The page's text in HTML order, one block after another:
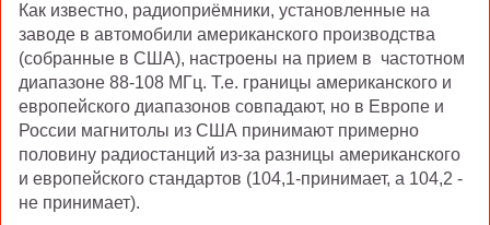
Как известно, радиоприёмники, установленные на
заводе в автомобили американского производства
(собранные в США), настроены на прием в частотном
диапазоне 88-108 МГц. Т.е. границы американского и
европейского диапазонов совпадают, но в Европе и
России магнитолы из США принимают примерно
половину радиостанций из-за разницы американского
и европейского стандартов (104,1-принимает, а 104,2 -
не принимает).